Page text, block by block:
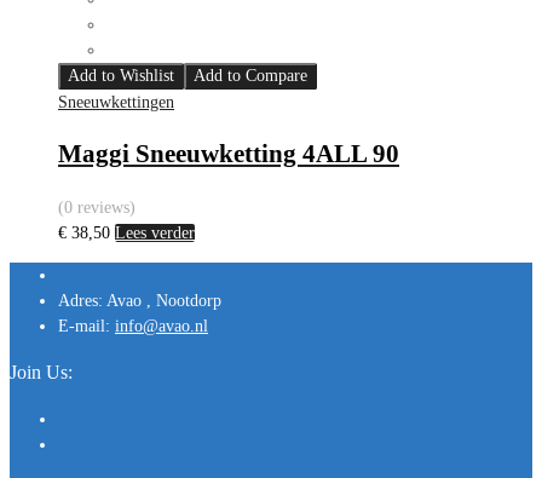
Add to Wishlist
Add to Compare
Sneeuwkettingen
Maggi Sneeuwketting 4ALL 90
(0 reviews)
€ 38,50 Lees verder
Adres: Avao , Nootdorp
E-mail: info@avao.nl
Join Us: